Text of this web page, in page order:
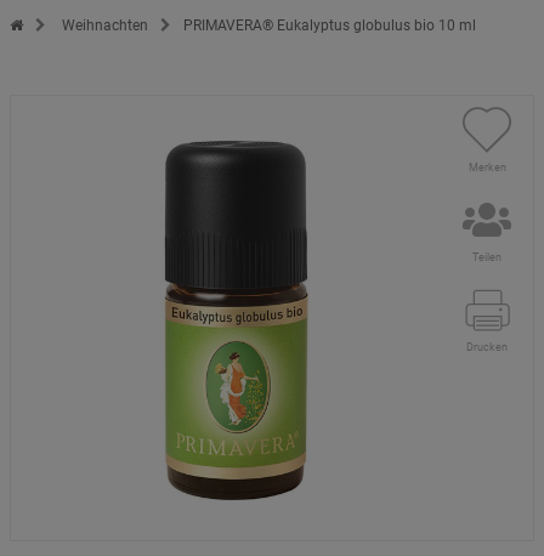
Zur Startseite des Kopp Verlag Online-Shop
Weihnachten PRIMAVERA® Eukalyptus globulus bio 10 ml
Merken
Teilen
Drucken